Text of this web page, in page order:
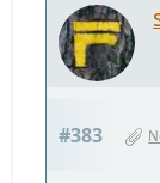
#383